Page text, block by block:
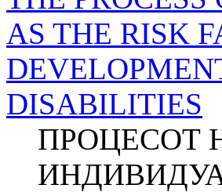
AS THE RISK
DISABILITIES
ПРОЦЕСОТ